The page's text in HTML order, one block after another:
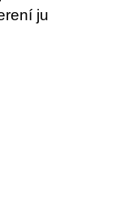
ju